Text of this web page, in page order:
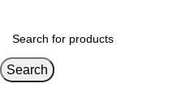
Search